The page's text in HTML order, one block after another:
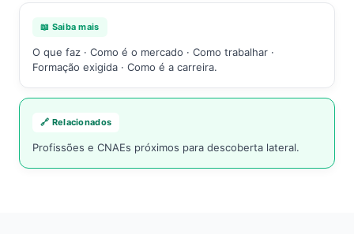
📖 Saiba mais
O que faz · Como é o mercado · Como trabalhar ·
Formação exigida · Como é a carreira.
🔗 Relacionados
Profissões e CNAEs próximos para descoberta lateral.